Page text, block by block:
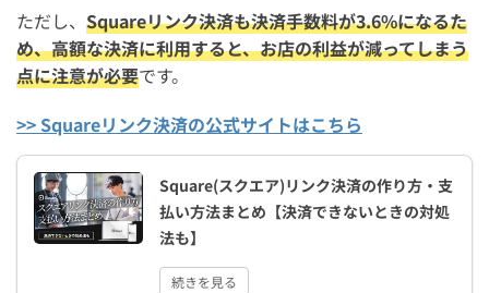
ただし、 Squareリンク決済も決済手数料が3.6%になるた
め、高額な決済に利用すると、お店の利益が減ってしまう
点に注意が必要です。
>> Squareリンク決済の公式サイトはこちら
Square(スクエア)リンク決済の作り方・支
払い方法まとめ【決済できないときの対処
法も】
続きを見る